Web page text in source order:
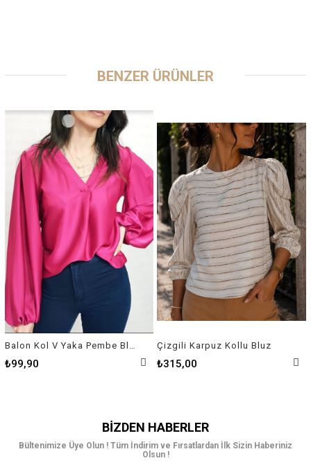
BENZER ÜRÜNLER
₺99,90
Çizgili Karpuz Kollu Bluz
₺315,00
BIZDEN HABERLER
Bültenimize Üye Olun ! Tüm İndirim ve Fırsatlardan İlk Sizin Haberiniz
Olsun !